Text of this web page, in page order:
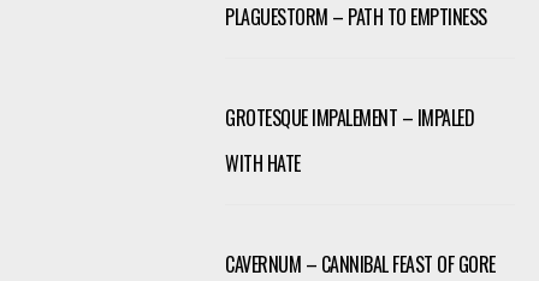
PLAGUESTORM – PATH TO EMPTINESS
GROTESQUE IMPALEMENT – IMPALED
WITH HATE
CAVERNUM – CANNIBAL FEAST OF GORE